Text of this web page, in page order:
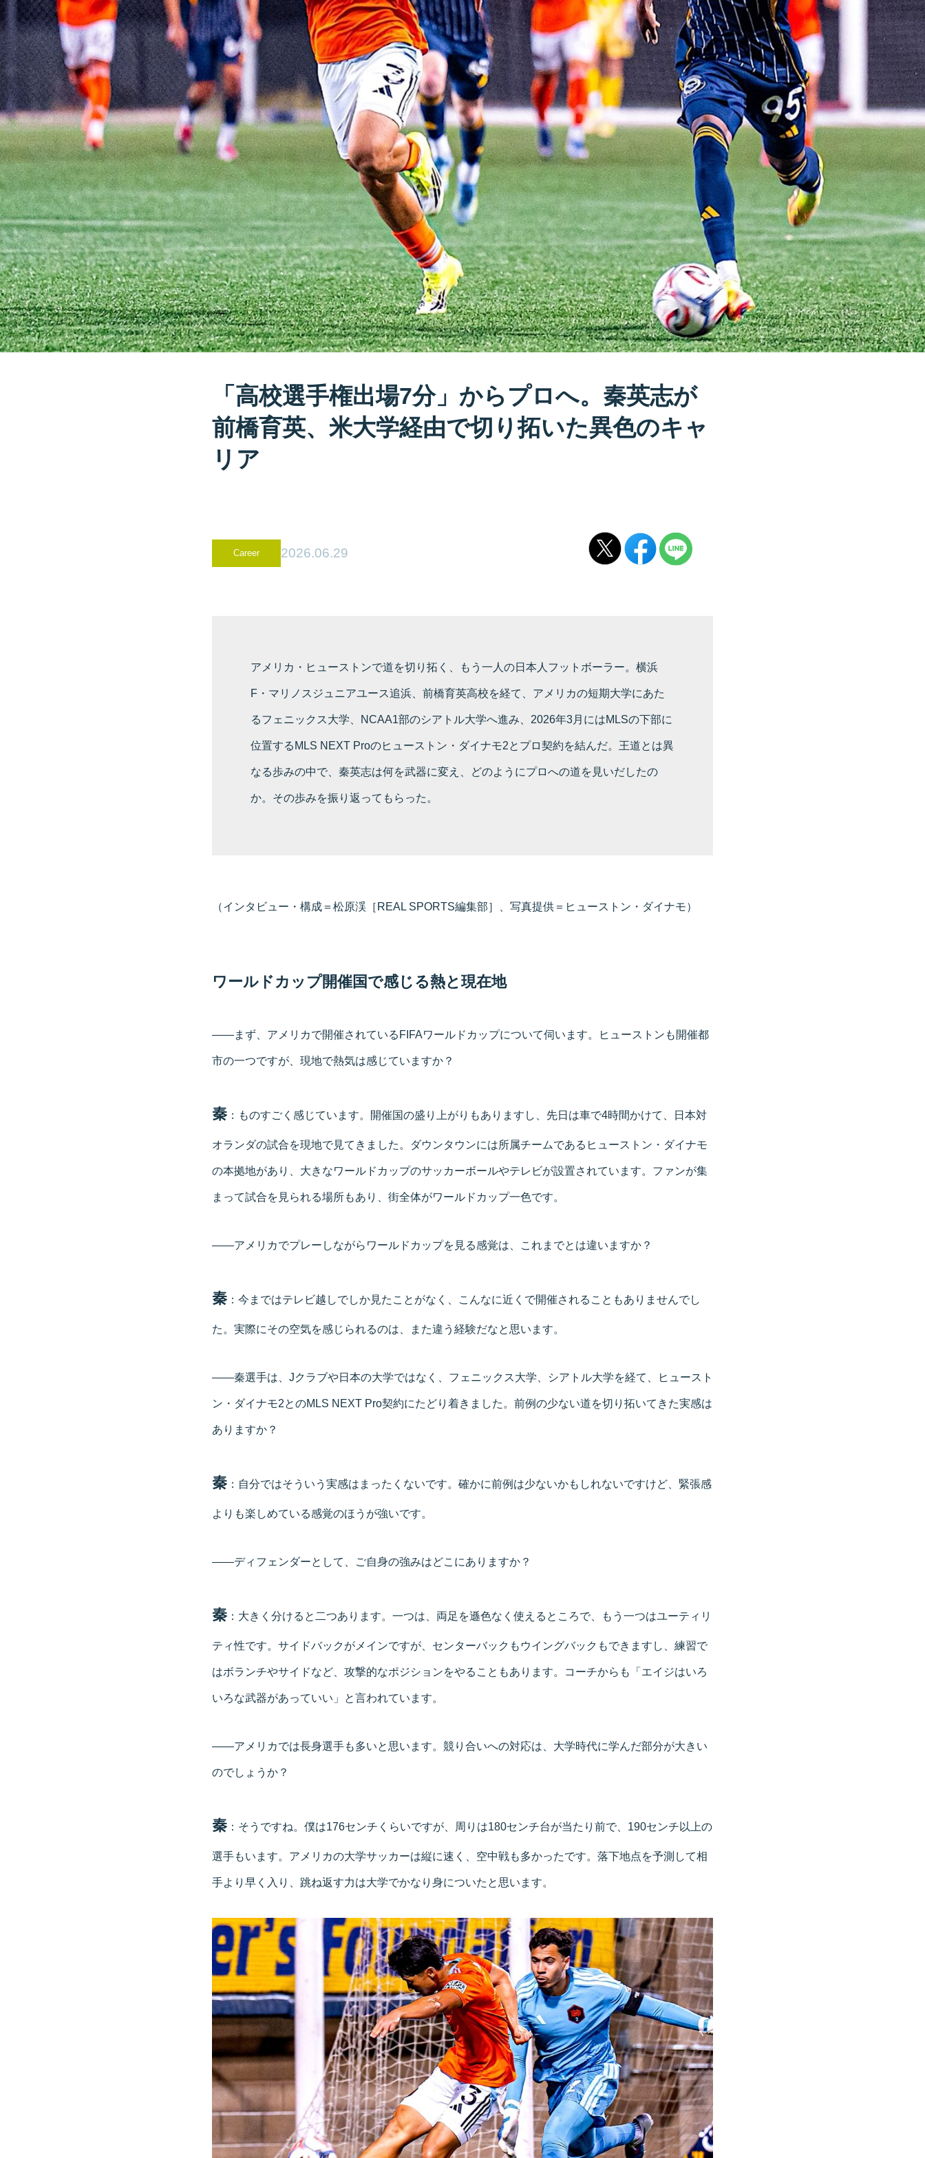
「高校選手権出場7分」からプロへ。秦英志が
前橋育英、米大学経由で切り拓いた異色のキャ
リア
Career 2026.06.29
アメリカ・ヒューストンで道を切り拓く、もう一人の日本人フットボーラー。横浜
F・マリノスジュニアユース追浜、前橋育英高校を経て、アメリカの短期大学にあた
るフェニックス大学、NCAA1部のシアトル大学へ進み、2026年3月にはMLSの下部に
位置するMLS NEXT Proのヒューストン・ダイナモ2とプロ契約を結んだ。王道とは異
なる歩みの中で、秦英志は何を武器に変え、どのようにプロへの道を見いだしたの
か。その歩みを振り返ってもらった。
（インタビュー・構成＝松原渓［REAL SPORTS編集部］、写真提供＝ヒューストン・ダイナモ）
ワールドカップ開催国で感じる熱と現在地
――まず、アメリカで開催されているFIFAワールドカップについて伺います。ヒューストンも開催都
市の一つですが、現地で熱気は感じていますか？
秦：ものすごく感じています。開催国の盛り上がりもありますし、先日は車で4時間かけて、日本対
オランダの試合を現地で見てきました。ダウンタウンには所属チームであるヒューストン・ダイナモ
の本拠地があり、大きなワールドカップのサッカーボールやテレビが設置されています。ファンが集
まって試合を見られる場所もあり、街全体がワールドカップ一色です。
――アメリカでプレーしながらワールドカップを見る感覚は、これまでとは違いますか？
秦：今まではテレビ越しでしか見たことがなく、こんなに近くで開催されることもありませんでし
た。実際にその空気を感じられるのは、また違う経験だなと思います。
――秦選手は、Jクラブや日本の大学ではなく、フェニックス大学、シアトル大学を経て、ヒュースト
ン・ダイナモ2とのMLS NEXT Pro契約にたどり着きました。前例の少ない道を切り拓いてきた実感は
ありますか？
秦：自分ではそういう実感はまったくないです。確かに前例は少ないかもしれないですけど、緊張感
よりも楽しめている感覚のほうが強いです。
――ディフェンダーとして、ご自身の強みはどこにありますか？
秦：大きく分けると二つあります。一つは、両足を遜色なく使えるところで、もう一つはユーティリ
ティ性です。サイドバックがメインですが、センターバックもウイングバックもできますし、練習で
はボランチやサイドなど、攻撃的なポジションをやることもあります。コーチからも「エイジはいろ
いろな武器があっていい」と言われています。
――アメリカでは長身選手も多いと思います。競り合いへの対応は、大学時代に学んだ部分が大きい
のでしょうか？
秦：そうですね。僕は176センチくらいですが、周りは180センチ台が当たり前で、190センチ以上の
選手もいます。アメリカの大学サッカーは縦に速く、空中戦も多かったです。落下地点を予測して相
手より早く入り、跳ね返す力は大学でかなり身についたと思います。